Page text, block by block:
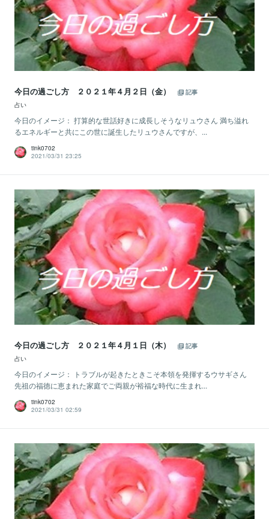
今日の過ごし方 ２０２１年４月２日（金）
記事
占い
今日のイメージ： 打算的な世話好きに成長しそうなリュウさん 満ち溢れ
るエネルギーと共にこの世に誕生したリュウさんですが、...
tink0702
2021/03/31 23:25
今日の過ごし方 ２０２１年４月１日（木）
記事
占い
今日のイメージ： トラブルが起きたときこそ本領を発揮するウサギさん
先祖の福徳に恵まれた家庭でご両親が裕福な時代に生まれ...
tink0702
2021/03/31 02:59